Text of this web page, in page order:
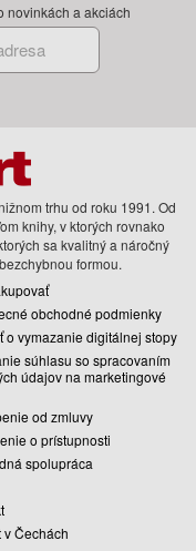
novinkách a akciách
trhu od roku 1991. Od
knihy, v ktorých rovnako
sa kvalitný a náročný
formou.
obchodné podmienky
o vymazanie digitálnej stopy
súhlasu so spracovaním
údajov na marketingové
od zmluvy
o prístupnosti
spolupráca
v Čechách